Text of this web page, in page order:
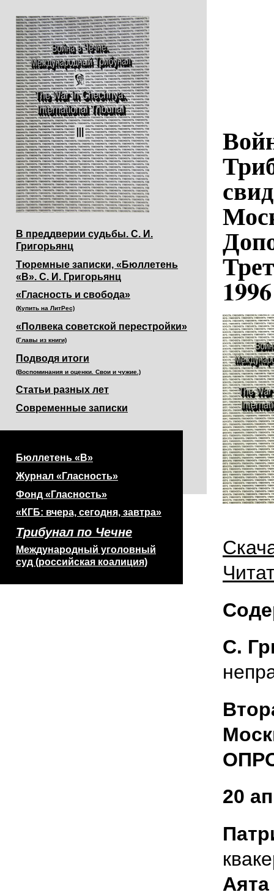
В преддверии судьбы. С. И.
Григорьянц
Тюремные записки, «Бюллетень
«В». С. И. Григорьянц
«Гласность и свобода»
(Купить на ЛитРес)
«Полвека советской перестройки»
(Главы из книги)
Подводя итоги
(Воспоминания и оценки. Свои и чужие.)
Статьи разных лет
Современные записки
Бюллетень «В»
Журнал «Гласность»
Фонд «Гласность»
«КГБ: вчера, сегодня, завтра»
Трибунал по Чечне
Международный уголовный
суд (российская коалиция)
С.
20